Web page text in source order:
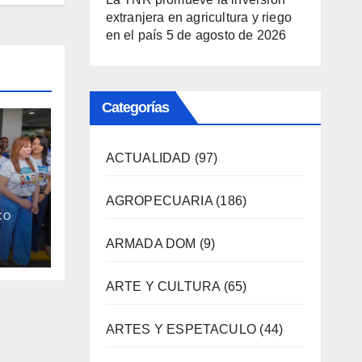
extranjera en agricultura y riego
en el país 5 de agosto de 2026
Categorías
ACTUALIDAD (97)
AGROPECUARIA(186)
ARMADA DOM (9)
ARTE Y CULTURA (65)
ARTES Y ESPETACULO (44)